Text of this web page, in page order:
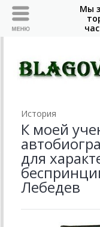
История
К моей
для
Лебедев